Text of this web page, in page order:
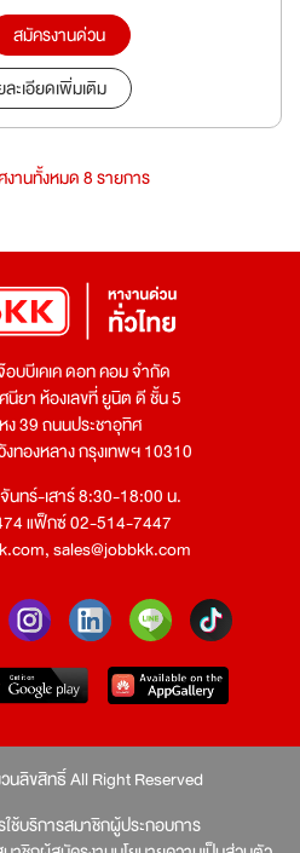
สมัครงานด่วน
ะเอียดเพิ่มเติม
งานทั้งหมด 8 รายการ
บบีเคเค ดอท คอม จำกัด
นียา ห้องเลขที่ ยูนิต ดี ชั้น 5
ง 39 ถนนประชาอุทิศ
งทองหลาง กรุงเทพฯ 10310
นทร์-เสาร์ 8:30-18:00 น.
แฟ็กซ์ 02-514-7447
,sales@jobbkk.com
ลิขสิทธิ์ All Right Reserved
ใช้บริการสมาชิกผู้ประกอบการ